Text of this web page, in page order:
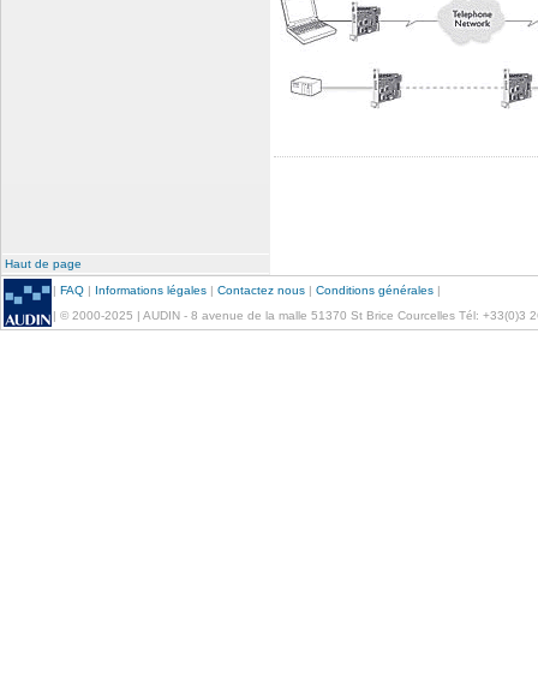
Haut de page
| FAQ | Informations légales | Contactez nous | Conditions générales |
| © 2000-2025 | AUDIN - 8 avenue de la malle 51370 St Brice Courcelles Tél: